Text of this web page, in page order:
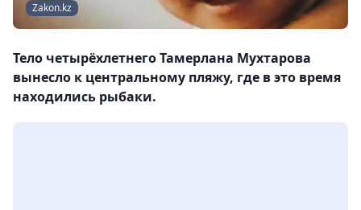
Zakon.kz
Тело четырёхлетнего Тамерлана Мухтарова
вынесло к центральному пляжу, где в это время
находились рыбаки.